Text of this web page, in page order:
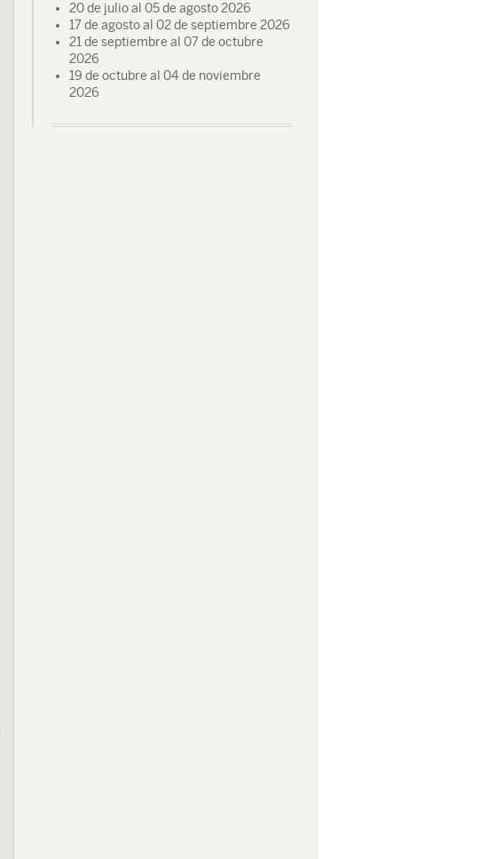
20 de julio al 05 de agosto 2026
17 de agosto al 02 de septiembre 2026
21 de septiembre al 07 de octubre
2026
19 de octubre al 04 de noviembre
2026